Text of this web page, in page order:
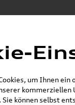
um Ihnen
kommerziellen
können selbst